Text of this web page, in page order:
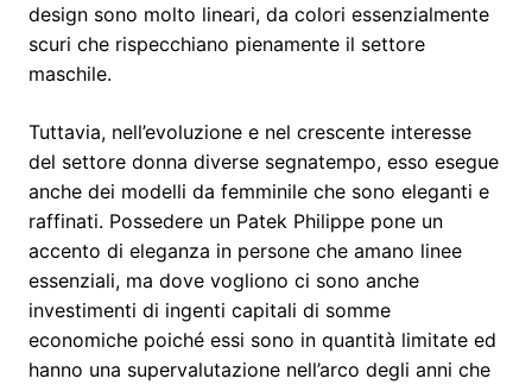
design sono molto lineari, da colori essenzialmente
scuri che rispecchiano pienamente il settore
maschile.
Tuttavia, nell’evoluzione e nel crescente interesse
del settore donna diverse segnatempo, esso esegue
anche dei modelli da femminile che sono eleganti e
raffinati. Possedere un Patek Philippe pone un
accento di eleganza in persone che amano linee
essenziali, ma dove vogliono ci sono anche
investimenti di ingenti capitali di somme
economiche poiché essi sono in quantità limitate ed
hanno una supervalutazione nell’arco degli anni che